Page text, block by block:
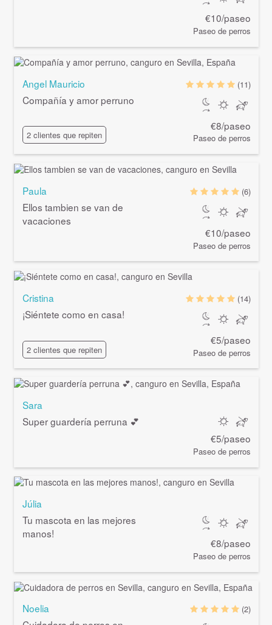
€10/paseo
Paseo de perros
Angel Mauricio
Compañía y amor perruno
2 clientes que repiten
(11)
€8/paseo
Paseo de perros
Paula
Ellos tambien se van de
vacaciones
(6)
€10/paseo
Paseo de perros
Cristina
¡Siéntete como en casa!
2 clientes que repiten
(14)
€5/paseo
Paseo de perros
Sara
Super guardería perruna 💕
€5/paseo
Paseo de perros
Júlia
Tu mascota en las mejores
manos!
€8/paseo
Paseo de perros
Noelia
(2)